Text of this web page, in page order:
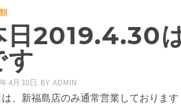
日2019.4.30
す
4月30日 BY ADMIN
、新福島店のみ通常営業しております